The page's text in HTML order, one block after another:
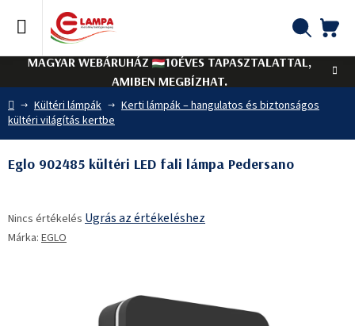
tartalomhoz
MAGYAR WEBÁRUHÁZ
10ÉVES TAPASZTALATTAL,
AMIBEN MEGBÍZHAT.
Kezdőlap
Kültéri lámpák
Kerti lámpák – hangulatos és biztonságos
kültéri világítás kertbe
Eglo 902485 kültéri LED fali lámpa Pedersano
termék
átlagos
Nincs értékelés Ugrás az értékeléshez
Márka: EGLO